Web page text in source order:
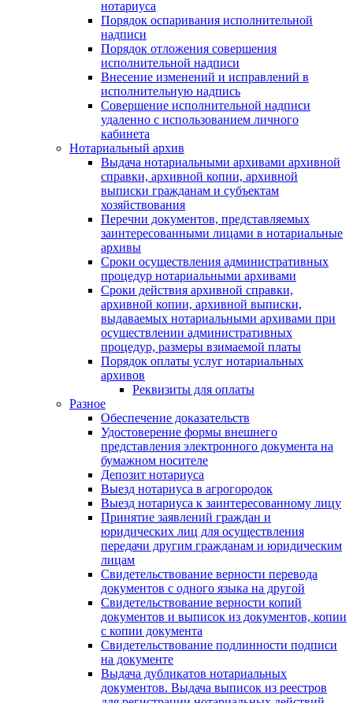
нотариуса
Порядок оспаривания исполнительной
надписи
Порядок отложения совершения
исполнительной надписи
Внесение изменений и исправлений в
исполнительную надпись
Совершение исполнительной надписи
удаленно с использованием личного
кабинета
Нотариальный архив
Выдача нотариальными архивами архивной
справки, архивной копии, архивной
выписки гражданам и субъектам
хозяйствования
Перечни документов, представляемых
заинтересованными лицами в нотариальные
архивы
Сроки осуществления административных
процедур нотариальными архивами
Сроки действия архивной справки,
архивной копии, архивной выписки,
выдаваемых нотариальными архивами при
осуществлении административных
процедур, размеры взимаемой платы
Порядок оплаты услуг нотариальных
архивов
Реквизиты для оплаты
Разное
Обеспечение доказательств
Удостоверение формы внешнего
представления электронного документа на
бумажном носителе
Депозит нотариуса
Выезд нотариуса в агрогородок
Выезд нотариуса к заинтересованному лицу
Принятие заявлений граждан и
юридических лиц для осуществления
передачи другим гражданам и юридическим
лицам
Свидетельствование верности перевода
документов с одного языка на другой
Свидетельствование верности копий
документов и выписок из документов, копии
с копии документа
Свидетельствование подлинности подписи
на документе
Выдача дубликатов нотариальных
документов. Выдача выписок из реестров